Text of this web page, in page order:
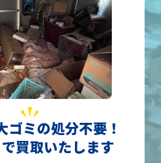
ゴミの処分不要！
買取いたします